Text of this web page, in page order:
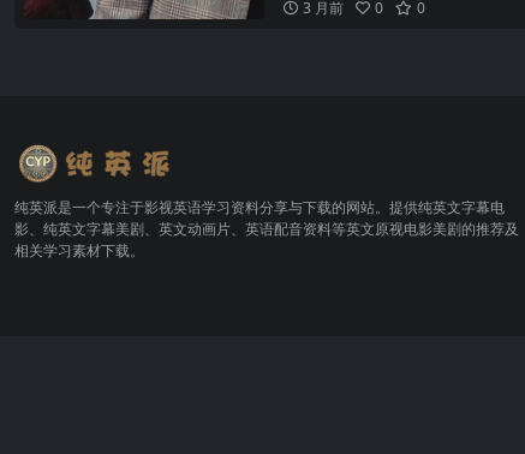
3 月前 0 0
纯英派是一个专注于影视英语学习资料分享与下载的网站。提供纯英文字幕电
影、纯英文字幕美剧、英文动画片、英语配音资料等英文原视电影美剧的推荐及
相关学习素材下载。